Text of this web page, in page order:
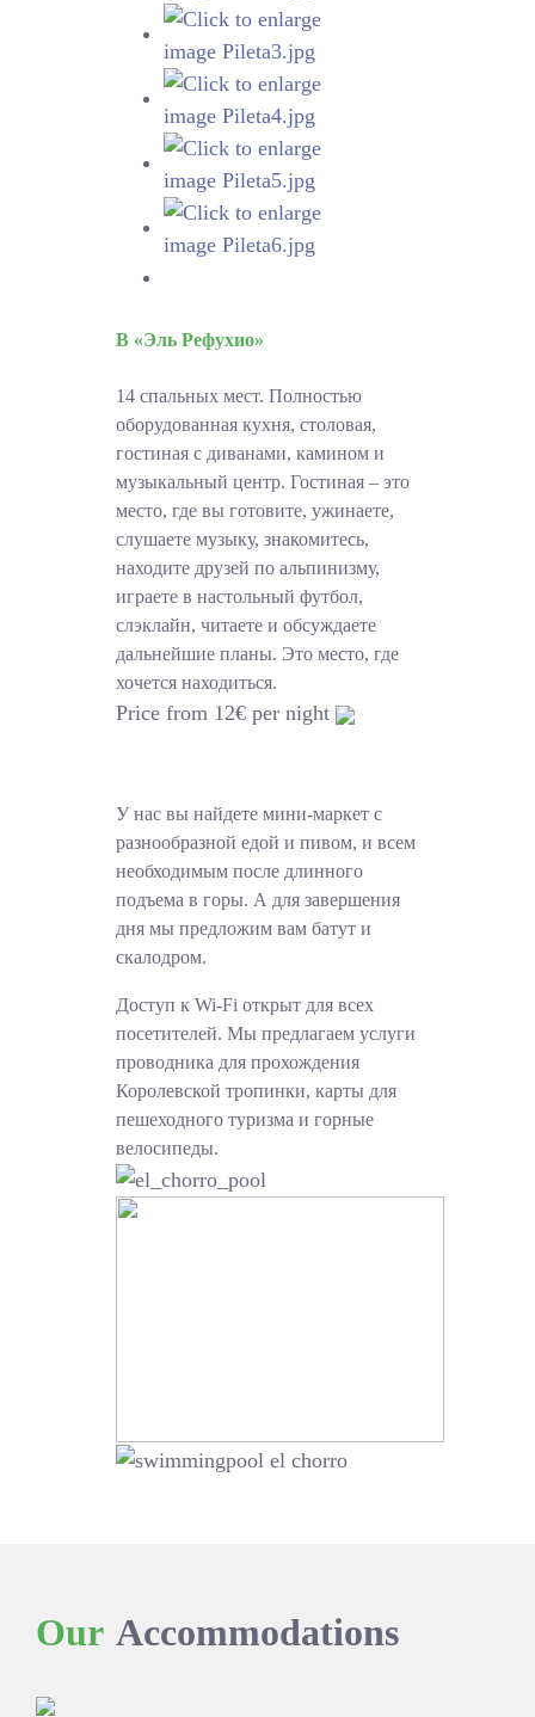
В «Эль Рефухио»
14 спальных мест. Полностью
оборудованная кухня, столовая,
гостиная с диванами, камином и
музыкальный центр. Гостиная – это
место, где вы готовите, ужинаете,
слушаете музыку, знакомитесь,
находите друзей по альпинизму,
играете в настольный футбол,
слэклайн, читаете и обсуждаете
дальнейшие планы. Это место, где
хочется находиться.
Price from 12€ per night
У нас вы найдете мини-маркет с
разнообразной едой и пивом, и всем
необходимым после длинного
подъема в горы. А для завершения
дня мы предложим вам батут и
скалодром.
Доступ к Wi-Fi открыт для всех
посетителей. Мы предлагаем услуги
проводника для прохождения
Королевской тропинки, карты для
пешеходного туризма и горные
велосипеды.
Our Accommodations